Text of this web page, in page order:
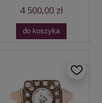
4 500,00 zł
do koszyka